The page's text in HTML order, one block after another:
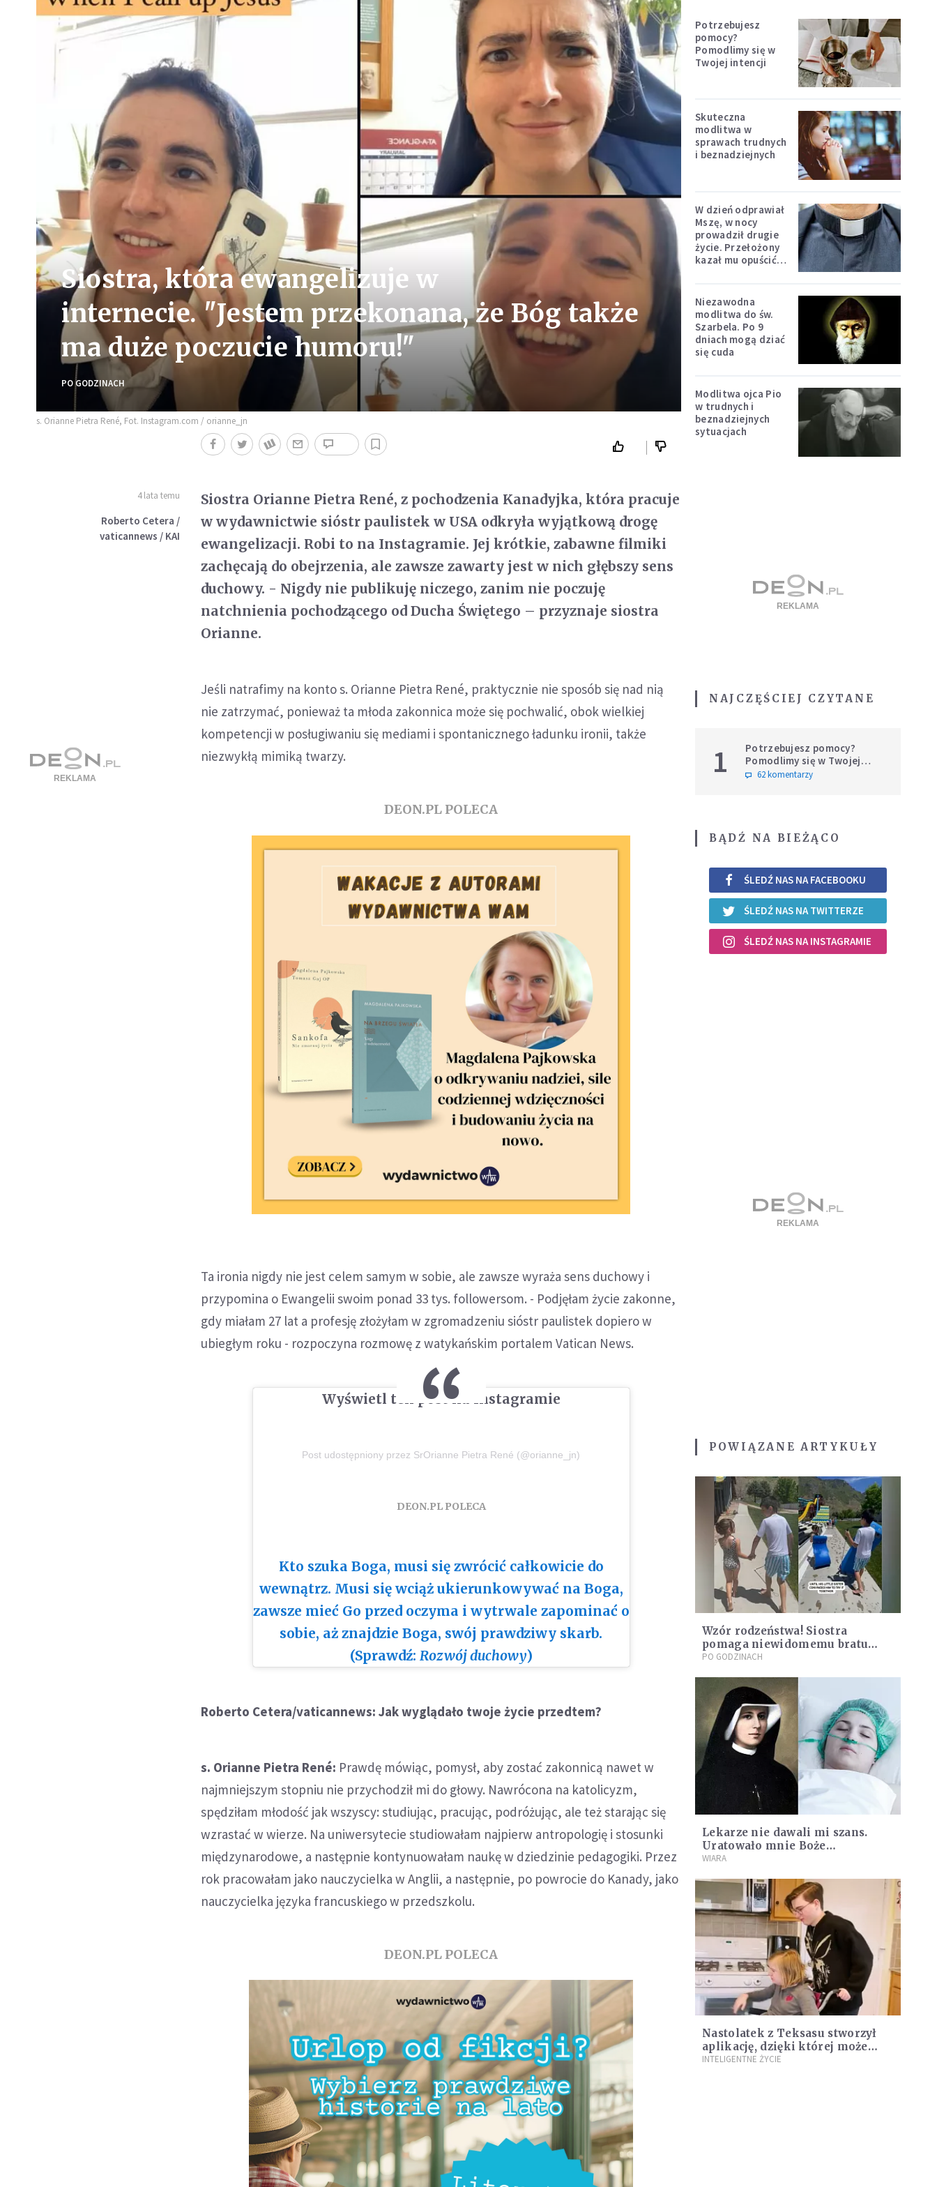
Siostra, która ewangelizuje w
internecie. "Jestem przekonana, że Bóg także
ma duże poczucie humoru!"
PO GODZINACH
s. Orianne Pietra René, Fot. Instagram.com / orianne_jn
4 lata temu
Roberto Cetera /
vaticannews / KAI
Siostra Orianne Pietra René, z pochodzenia Kanadyjka, która pracuje
w wydawnictwie sióstr paulistek w USA odkryła wyjątkową drogę
ewangelizacji. Robi to na Instagramie. Jej krótkie, zabawne filmiki
zachęcają do obejrzenia, ale zawsze zawarty jest w nich głębszy sens
duchowy. - Nigdy nie publikuję niczego, zanim nie poczuję
natchnienia pochodzącego od Ducha Świętego – przyznaje siostra
Orianne.
Jeśli natrafimy na konto s. Orianne Pietra René, praktycznie nie sposób się nad nią
nie zatrzymać, ponieważ ta młoda zakonnica może się pochwalić, obok wielkiej
kompetencji w posługiwaniu się mediami i spontanicznego ładunku ironii, także
niezwykłą mimiką twarzy.
DEON.PL POLECA
Ta ironia nigdy nie jest celem samym w sobie, ale zawsze wyraża sens duchowy i
przypomina o Ewangelii swoim ponad 33 tys. followersom. - Podjęłam życie zakonne,
gdy miałam 27 lat a profesję złożyłam w zgromadzeniu sióstr paulistek dopiero w
ubiegłym roku - rozpoczyna rozmowę z watykańskim portalem Vatican News.
Wyświetl ten post na Instagramie
Post udostępniony przez SrOrianne Pietra René (@orianne_jn)
DEON.PL POLECA
Kto szuka Boga, musi się zwrócić całkowicie do
wewnątrz. Musi się wciąż ukierunkowywać na Boga,
zawsze mieć Go przed oczyma i wytrwale zapominać o
sobie, aż znajdzie Boga, swój prawdziwy skarb.
(Sprawdź: Rozwój duchowy)
Roberto Cetera/vaticannews: Jak wyglądało twoje życie przedtem?
s. Orianne Pietra René: Prawdę mówiąc, pomysł, aby zostać zakonnicą nawet w
najmniejszym stopniu nie przychodził mi do głowy. Nawrócona na katolicyzm,
spędziłam młodość jak wszyscy: studiując, pracując, podróżując, ale też starając się
wzrastać w wierze. Na uniwersytecie studiowałam najpierw antropologię i stosunki
międzynarodowe, a następnie kontynuowałam naukę w dziedzinie pedagogiki. Przez
rok pracowałam jako nauczycielka w Anglii, a następnie, po powrocie do Kanady, jako
nauczycielka języka francuskiego w przedszkolu.
DEON.PL POLECA
Potrzebujesz
pomocy?
Pomodlimy się w
Twojej intencji
Skuteczna
modlitwa w
sprawach trudnych
i beznadziejnych
W dzień odprawiał
Mszę, w nocy
prowadził drugie
życie. Przełożony
kazał mu opuścić
Niezawodna
modlitwa do św.
Szarbela. Po 9
dniach mogą dziać
się cuda
Modlitwa ojca Pio
w trudnych i
beznadziejnych
sytuacjach
NAJCZĘŚCIEJ CZYTANE
1
Potrzebujesz pomocy?
Pomodlimy się w Twojej
intencji
62 komentarzy
BĄDŹ NA BIEŻĄCO
ŚLEDŹ NAS NA FACEBOOKU
ŚLEDŹ NAS NA TWITTERZE
ŚLEDŹ NAS NA INSTAGRAMIE
POWIĄZANE ARTYKUŁY
Wzór rodzeństwa! Siostra
pomaga niewidomemu bratu
przezwyciężyć strach
PO GODZINACH
Lekarze nie dawali mi szans.
Uratowało mnie Boże
Miłosierdzie i św. siostra
WIARA
Nastolatek z Teksasu stworzył
aplikację, dzięki której może
komunikować się ze swoją
INTELIGENTNE ŻYCIE